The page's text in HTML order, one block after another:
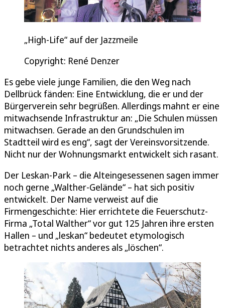
„High-Life“ auf der Jazzmeile
Copyright: René Denzer
Es gebe viele junge Familien, die den Weg nach
Dellbrück fänden: Eine Entwicklung, die er und der
Bürgerverein sehr begrüßen. Allerdings mahnt er eine
mitwachsende Infrastruktur an: „Die Schulen müssen
mitwachsen. Gerade an den Grundschulen im
Stadtteil wird es eng“, sagt der Vereinsvorsitzende.
Nicht nur der Wohnungsmarkt entwickelt sich rasant.
Der Leskan-Park – die Alteingesessenen sagen immer
noch gerne „Walther-Gelände“ – hat sich positiv
entwickelt. Der Name verweist auf die
Firmengeschichte: Hier errichtete die Feuerschutz-
Firma „Total Walther“ vor gut 125 Jahren ihre ersten
Hallen – und „leskan“ bedeutet etymologisch
betrachtet nichts anderes als „löschen“.